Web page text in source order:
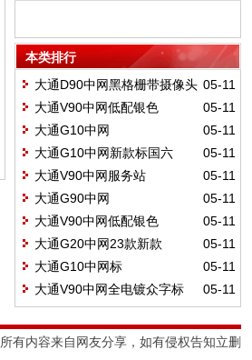
本类排行
05-11
大通D90中网黑格栅带摄像头
C00060352/0600US
05-11
大通V90中网低配银色
C00076659/0500CN
05-11
大通G10中网
C00063825/C00198902/0240US05-11
大通G10中网新款标国六
C00228357/C00228359/0420US05-11
大通V90中网服务站
C00074256/0727US
05-11
大通G90中网
C00412090/0690US
05-11
大通V90中网低配银色
C00076659/0575US
05-11
大通G20中网23款新款
C00484639/01600US
05-11
大通G10中网标
C00063825/010CN
05-11
大通V90中网全电镀众字标
C00076660/0540CN
所有内容来自网友分享，如有侵权告知立删